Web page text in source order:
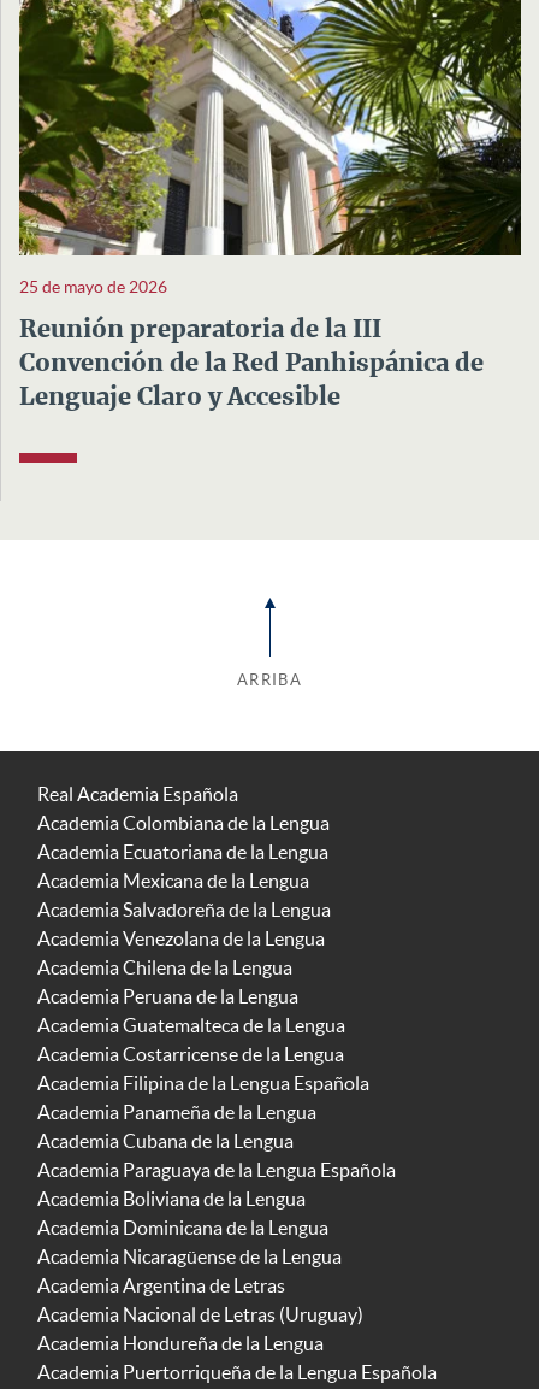
25 de mayo de 2026
Reunión preparatoria de la III
Convención de la Red Panhispánica de
Lenguaje Claro y Accesible
ARRIBA
Real Academia Española
Academia Colombiana de la Lengua
Academia Ecuatoriana de la Lengua
Academia Mexicana de la Lengua
Academia Salvadoreña de la Lengua
Academia Venezolana de la Lengua
Academia Chilena de la Lengua
Academia Peruana de la Lengua
Academia Guatemalteca de la Lengua
Academia Costarricense de la Lengua
Academia Filipina de la Lengua Española
Academia Panameña de la Lengua
Academia Cubana de la Lengua
Academia Paraguaya de la Lengua Española
Academia Boliviana de la Lengua
Academia Dominicana de la Lengua
Academia Nicaragüense de la Lengua
Academia Argentina de Letras
Academia Nacional de Letras (Uruguay)
Academia Hondureña de la Lengua
Academia Puertorriqueña de la Lengua Española